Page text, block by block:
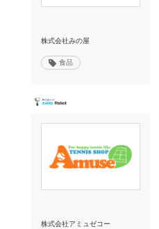
株式会社みの屋
食品
株式会社アミュゼコー